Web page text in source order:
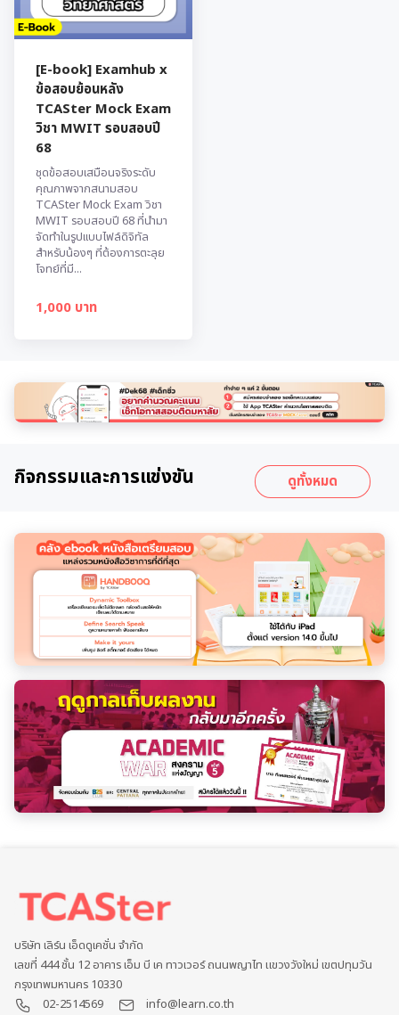
[E-book] Examhub x
ข้อสอบย้อนหลัง
TCASter Mock Exam
วิชา MWIT รอบสอบปี
68
ชุดข้อสอบเสมือนจริงระดับ
คุณภาพจากสนามสอบ
TCASter Mock Exam วิชา
MWIT รอบสอบปี 68 ที่นำมา
จัดทำในรูปแบบไฟล์ดิจิทัล
สำหรับน้องๆ ที่ต้องการตะลุย
โจทย์ที่มี...
1,000 บาท
กิจกรรมและการแข่งขัน ดูทั้งหมด
บริษัท เลิร์น เอ็ดดูเคชั่น จำกัด
เลขที่ 444 ชั้น 12 อาคาร เอ็ม บี เค ทาวเวอร์ ถนนพญาไท แขวงวังใหม่ เขตปทุมวัน
กรุงเทพมหานคร 10330
02-2514569
info@learn.co.th